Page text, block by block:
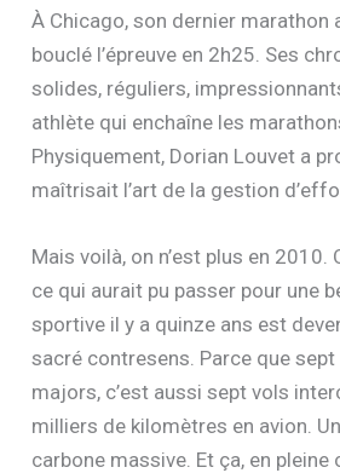
À Chicago, son dernier marathon
bouclé l’épreuve en 2h25. Ses
solides, réguliers,
athlète qui enchaîne les
Physiquement, Dorian Louvet a
maîtrisait l’art de la gestion
Mais voilà, on n’est plus en 2010.
ce qui aurait pu passer pour une
sportive il y a quinze ans est
sacré contresens. Parce que
majors, c’est aussi sept vols
milliers de kilomètres en avion.
carbone massive. Et ça, en